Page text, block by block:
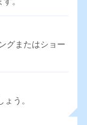
。
グまたはショー
う。